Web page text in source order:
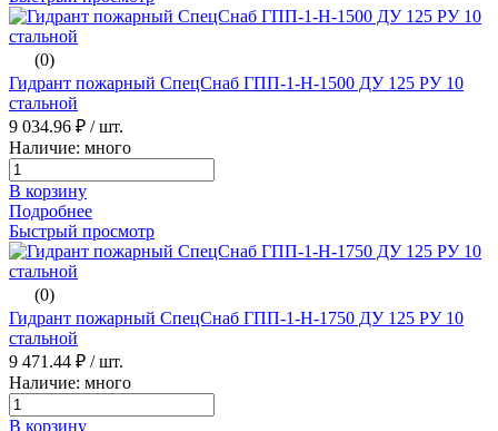
(0)
Гидрант пожарный СпецСнаб ГПП-1-H-1500 ДУ 125 РУ 10
стальной
9 034.96 ₽ / шт.
Наличие: много
В корзину
Подробнее
Быстрый просмотр
(0)
Гидрант пожарный СпецСнаб ГПП-1-H-1750 ДУ 125 РУ 10
стальной
9 471.44 ₽ / шт.
Наличие: много
В корзину